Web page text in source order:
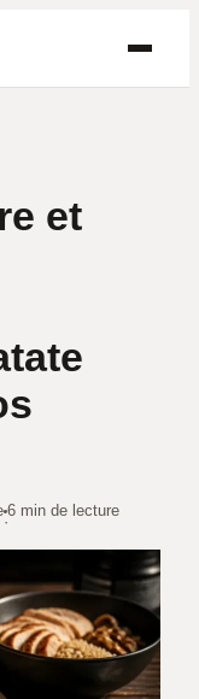
et
·
6 min de lecture